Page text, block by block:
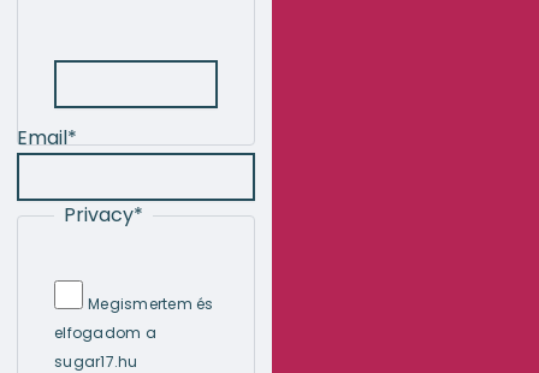
Email*
Privacy*
Megismertem és
elfogadom a
sugar17.hu